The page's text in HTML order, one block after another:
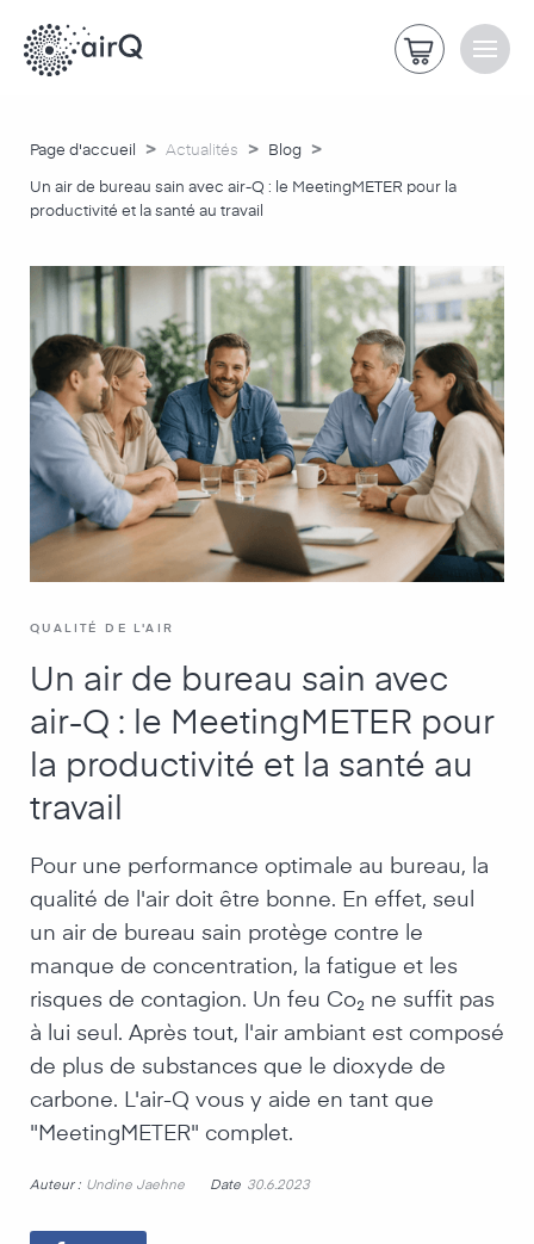
Page d'accueil > Actualités > Blog >
Un air de bureau sain avec air-Q : le MeetingMETER pour la
productivité et la santé au travail
QUALITÉ DE L'AIR
Un air de bureau sain avec
air-Q : le MeetingMETER pour
la productivité et la santé au
travail
Pour une performance optimale au bureau, la
qualité de l'air doit être bonne. En effet, seul
un air de bureau sain protège contre le
manque de concentration, la fatigue et les
risques de contagion. Un feu Co₂ ne suffit pas
à lui seul. Après tout, l'air ambiant est composé
de plus de substances que le dioxyde de
carbone. L'air-Q vous y aide en tant que
"MeetingMETER" complet.
Auteur : Undine Jaehne Date 30.6.2023